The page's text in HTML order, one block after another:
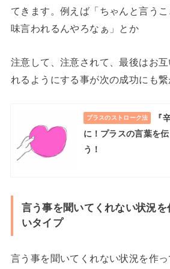
てきます。例えば「ちゃんと言う
味言われるんやろなぁ」とか
注意して、注意されて、最後はお
れるようにする事が次の成功にも繋
プラスのストローク法
『
に！プラスの言葉を
う！
言う事を聞いてくれない状況
いタイプ
言う事を聞いてくれない状況を作